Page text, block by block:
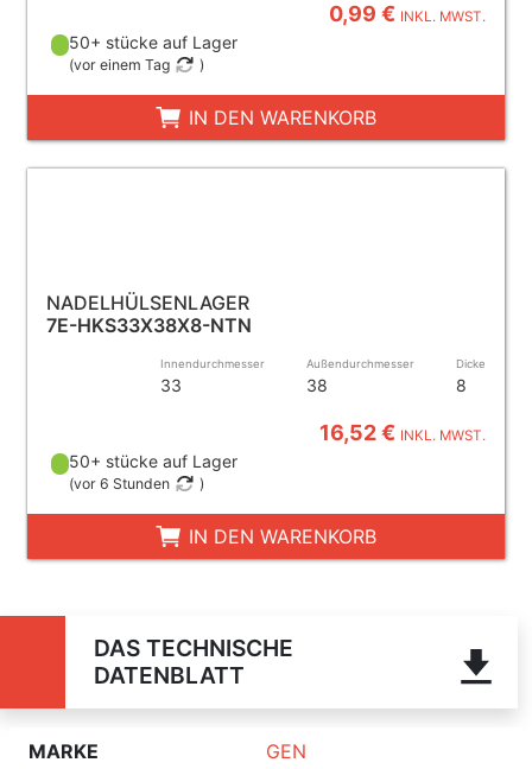
0,99 € INKL. MWST.
50+ stücke auf Lager
(vor einem Tag )
IN DEN WARENKORB
NADELHÜLSENLAGER
7E-HKS33X38X8-NTN
Innendurchmesser
33
Außendurchmesser
38
Dicke
8
16,52 € INKL. MWST.
50+ stücke auf Lager
(vor 6 Stunden )
IN DEN WARENKORB
DAS TECHNISCHE
DATENBLATT
MARKE GEN